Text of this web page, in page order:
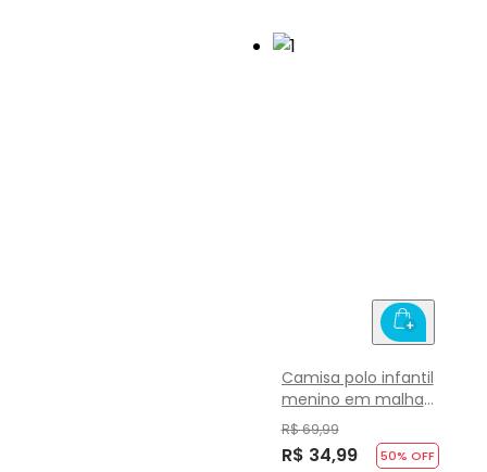
Camisa polo infantil
menino em malha
Brandili Básicos
R$ 69,99
R$ 34,99 50% OFF